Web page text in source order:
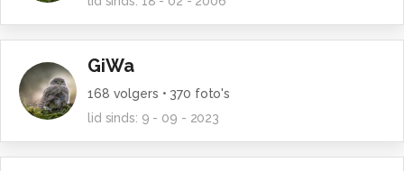
GiWa
168 volgers • 370 foto's
lid sinds: 9 - 09 - 2023